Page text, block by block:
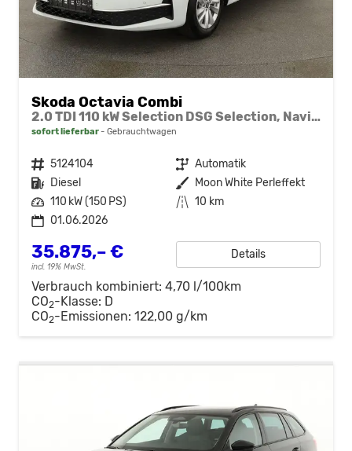
Skoda Octavia Combi
2.0 TDI 110 kW Selection DSG Selection, Navi, Pano, AHK, Teilleder, 5-J Garantie
sofort lieferbar Gebrauchtwagen
Fahrzeugnr. 5124104 Getriebe Automatik
Kraftstoff Diesel Außenfarbe Moon White Perleffekt
Leistung 110 kW (150 PS) Kilometerstand 10 km
01.06.2026
35.875,– €
incl. 19% MwSt.
Details
Verbrauch kombiniert: 4,70 l/100km
CO2-Klasse: D
CO2-Emissionen: 122,00 g/km